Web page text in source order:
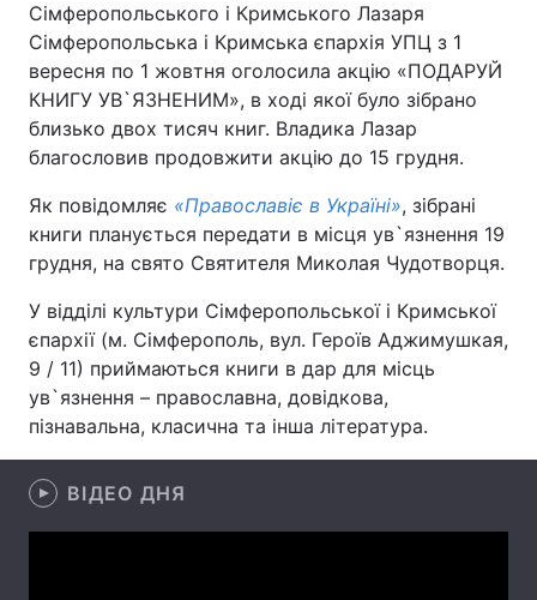
Головна Війна
Україна
Сімферопольського і Кримського Лазаря
Сімферопольська і Кримська єпархія УПЦ з 1
вересня по 1 жовтня оголосила акцію «ПОДАРУЙ
КНИГУ УВ`ЯЗНЕНИМ», в ході якої було зібрано
близько двох тисяч книг. Владика Лазар
благословив продовжити акцію до 15 грудня.
Як повідомляє «Православіє в Україні», зібрані
книги планується передати в місця ув`язнення 19
грудня, на свято Святителя Миколая Чудотворця.
У відділі культури Сімферопольської і Кримської
єпархії (м. Сімферополь, вул. Героїв Аджимушкая,
9 / 11) приймаються книги в дар для місць
ув`язнення – православна, довідкова,
пізнавальна, класична та інша література.
ВІДЕО ДНЯ